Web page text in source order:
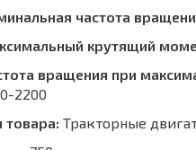
частота
крутящий
вращения при
2200
товара: Тракторные